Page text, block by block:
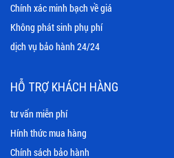
Chính xác minh bạch về giá
Không phát sinh phụ phí
dịch vụ bảo hành 24/24
HỖ TRỢ KHÁCH HÀNG
tư vấn miễn phí
Hính thức mua hàng
Chính sách bảo hành